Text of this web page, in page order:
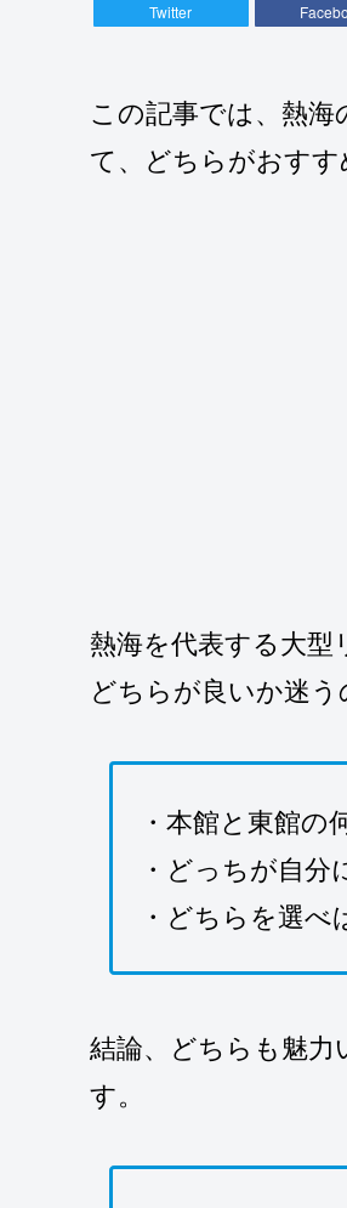
Twitter
この記事では、熱
て、どちらがおすす
熱海を代表する大
どちらが良いか迷
・本館と東館の
・どっちが自分
・どちらを選べ
結論、どちらも魅
す。